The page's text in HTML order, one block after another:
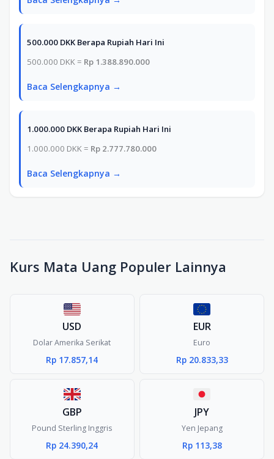
500.000 DKK Berapa Rupiah Hari Ini
500.000 DKK = Rp 1.388.890.000
Baca Selengkapnya →
1.000.000 DKK Berapa Rupiah Hari Ini
1.000.000 DKK = Rp 2.777.780.000
Baca Selengkapnya →
Kurs Mata Uang Populer Lainnya
USD
Dolar Amerika Serikat
Rp 17.857,14
EUR
Euro
Rp 20.833,33
GBP
Pound Sterling Inggris
Rp 24.390,24
JPY
Yen Jepang
Rp 113,38